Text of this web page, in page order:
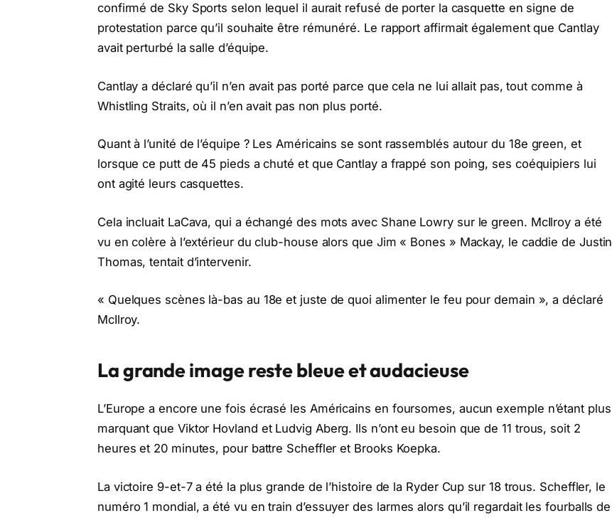
confirmé de Sky Sports selon lequel il aurait refusé de porter la casquette en signe de
protestation parce qu’il souhaite être rémunéré. Le rapport affirmait également que Cantlay
avait perturbé la salle d’équipe.
Cantlay a déclaré qu’il n’en avait pas porté parce que cela ne lui allait pas, tout comme à
Whistling Straits, où il n’en avait pas non plus porté.
Quant à l’unité de l’équipe ? Les Américains se sont rassemblés autour du 18e green, et
lorsque ce putt de 45 pieds a chuté et que Cantlay a frappé son poing, ses coéquipiers lui
ont agité leurs casquettes.
Cela incluait LaCava, qui a échangé des mots avec Shane Lowry sur le green. McIlroy a été
vu en colère à l’extérieur du club-house alors que Jim « Bones » Mackay, le caddie de Justin
Thomas, tentait d’intervenir.
« Quelques scènes là-bas au 18e et juste de quoi alimenter le feu pour demain », a déclaré
McIlroy.
La grande image reste bleue et audacieuse
L’Europe a encore une fois écrasé les Américains en foursomes, aucun exemple n’étant plus
marquant que Viktor Hovland et Ludvig Aberg. Ils n’ont eu besoin que de 11 trous, soit 2
heures et 20 minutes, pour battre Scheffler et Brooks Koepka.
La victoire 9-et-7 a été la plus grande de l’histoire de la Ryder Cup sur 18 trous. Scheffler, le
numéro 1 mondial, a été vu en train d’essuyer des larmes alors qu’il regardait les fourballs de